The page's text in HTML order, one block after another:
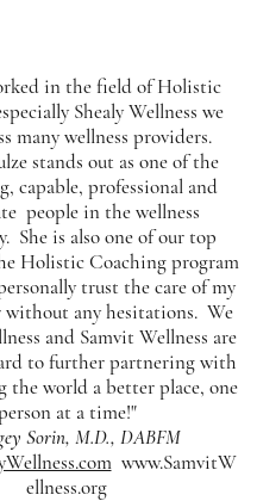
in the field of Holistic
Shealy Wellness we
many wellness providers.
stands out as one of the
capable, professional and
people in the wellness
She is also one of our top
Holistic Coaching program
trust the care of my
without any hesitations. We
and Samvit Wellness are
to further partnering with
the world a better place, one
at a time!"
Sorin, M.D., DABFM
www.SamvitW
ellness.org